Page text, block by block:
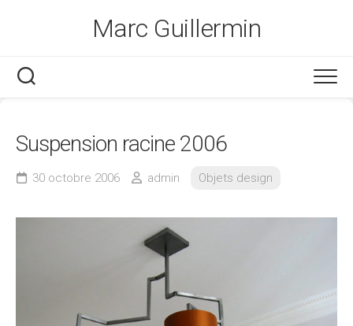
Marc Guillermin
Suspension racine 2006
30 octobre 2006 admin Objets design